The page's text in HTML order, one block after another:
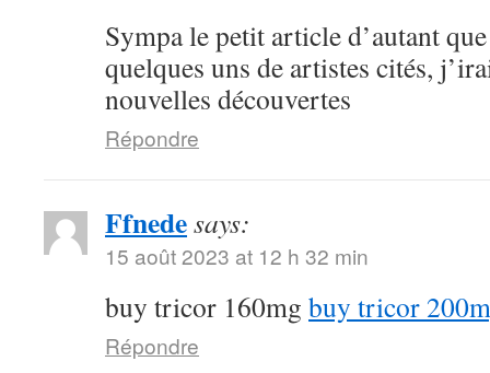
Sympa le petit article d’autant
quelques uns de artistes cités,
nouvelles découvertes
Répondre
Ffnedesays:
15 août 2023 at 12 h 32 min
buy tricor 160mg buy tricor
Répondre